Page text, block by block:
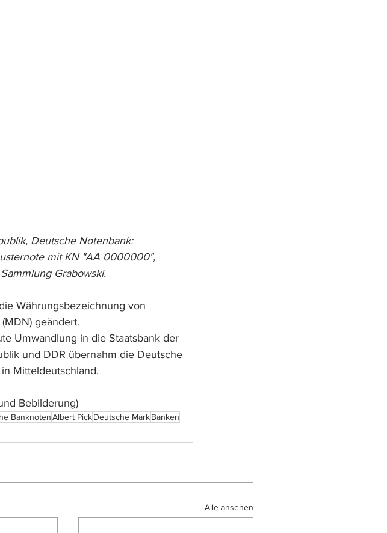
Deutsche Notenbank:
mit KN "AA 0000000",
Grabowski.
Währungsbezeichnung von
geändert.
Umwandlung in die Staatsbank der
und DDR übernahm die Deutsche
Mitteldeutschland.
Bebilderung)
BanknotenAlbert PickDeutsche MarkBanken
Alle ansehen